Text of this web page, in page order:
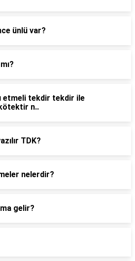
ünlü var?
etmeli tekdir tekdir ile
n..
TDK?
nelerdir?
gelir?